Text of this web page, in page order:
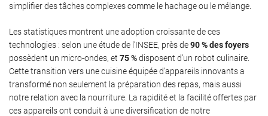
simplifier des tâches complexes comme le hachage ou le mélange.
Les statistiques montrent une adoption croissante de ces
technologies : selon une étude de l’INSEE, près de90 % des foyers
possèdent un micro-ondes, et 75 %disposent d’un robot culinaire.
Cette transition vers une cuisine équipée d’appareils innovants a
transformé non seulement la préparation des repas, mais aussi
notre relation avec la nourriture. La rapidité et la facilité offertes par
ces appareils ont conduit à une diversification de notre